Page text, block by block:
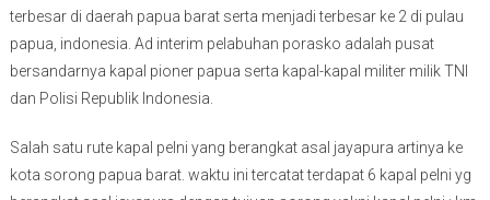
terbesar di daerah papua barat serta menjadi terbesar ke 2 di pulau
papua, indonesia. Ad interim pelabuhan porasko adalah pusat
bersandarnya kapal pioner papua serta kapal-kapal militer milik TNI
dan Polisi Republik Indonesia.
Salah satu rute kapal pelni yang berangkat asal jayapura artinya ke
kota sorong papua barat. waktu ini tercatat terdapat 6 kapal pelni yg